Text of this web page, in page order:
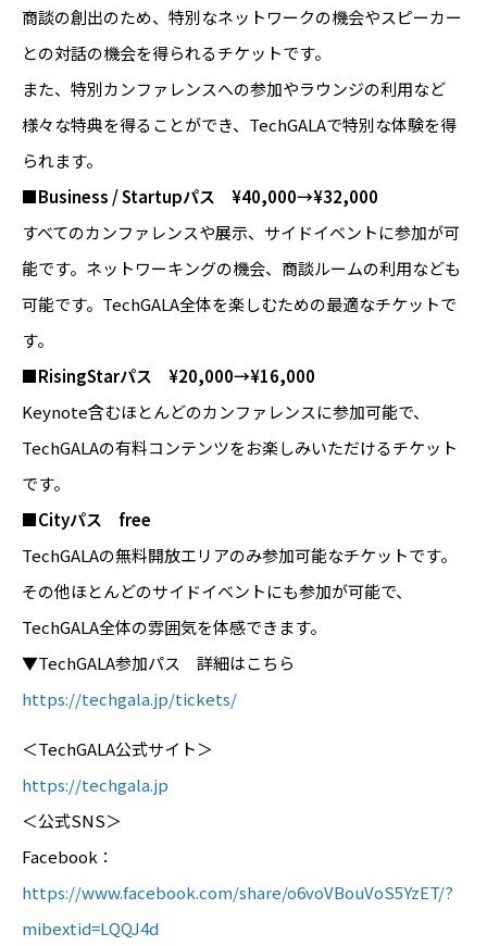
商談の創出のため、特別なネットワークの機会やスピーカー
との対話の機会を得られるチケットです。
また、特別カンファレンスへの参加やラウンジの利用など
様々な特典を得ることができ、TechGALAで特別な体験を得
られます。
■Business / Startupパス ¥40,000→¥32,000
すべてのカンファレンスや展示、サイドイベントに参加が可
能です。ネットワーキングの機会、商談ルームの利用なども
可能です。TechGALA全体を楽しむための最適なチケットで
す。
■RisingStarパス ¥20,000→¥16,000
Keynote含むほとんどのカンファレンスに参加可能で、
TechGALAの有料コンテンツをお楽しみいただけるチケット
です。
■Cityパス free
TechGALAの無料開放エリアのみ参加可能なチケットです。
その他ほとんどのサイドイベントにも参加が可能で、
TechGALA全体の雰囲気を体感できます。
▼TechGALA参加パス 詳細はこちら
https://techgala.jp/tickets/
＜TechGALA公式サイト＞
https://techgala.jp
＜公式SNS＞
Facebook：
https://www.facebook.com/share/o6voVBouVoS5YzET/?
mibextid=LQQJ4d